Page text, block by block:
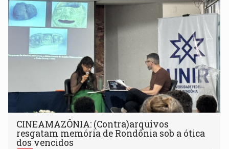
CINEAMAZÔNIA: (Contra)arquivos
resgatam memória de Rondônia sob a ótica
dos vencidos